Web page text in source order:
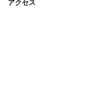
アクセス